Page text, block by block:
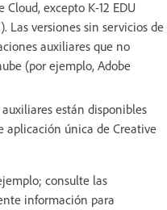
excepto K-12 EDU
Las versiones sin servicios de
auxiliares que no
(por ejemplo, Adobe
están disponibles
aplicación única de Creative
consulte las
información para